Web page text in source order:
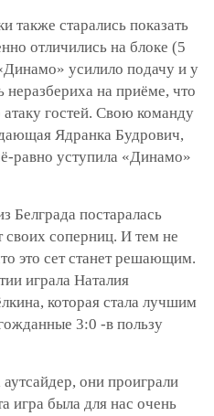
также старались показать
отличились на блоке (5
усилило подачу и у
неразбериха на приёме, что
гостей. Свою команду
Ядранка Будрович,
равно уступила «Динамо»
Белграда постаралась
своих соперниц. И тем не
это сет станет решающим.
играла Наталия
которая стала лучшим
3:0 -в пользу
они проиграли
игра была для нас очень